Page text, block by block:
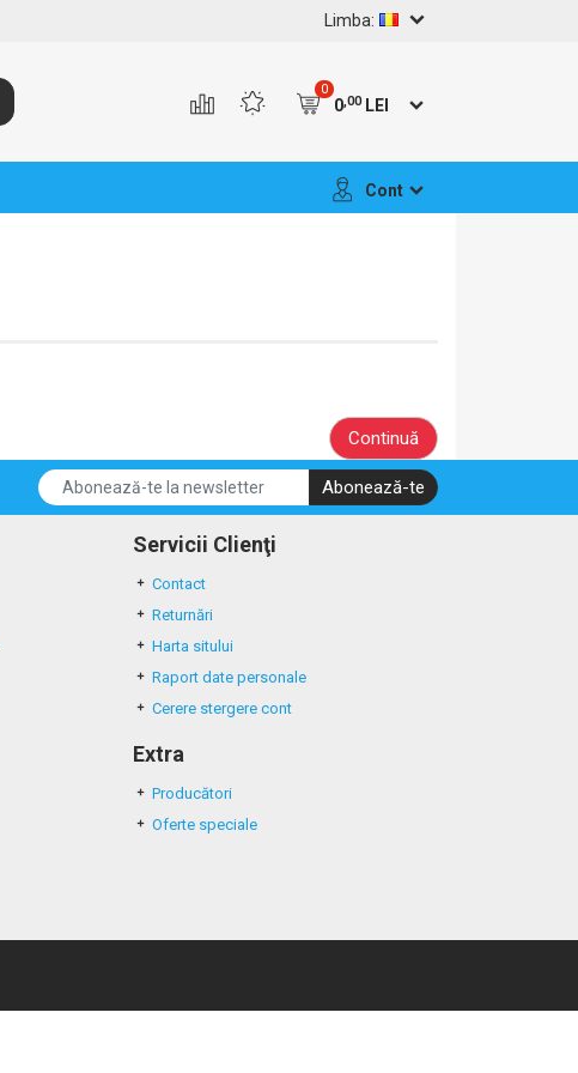
Limba:
0
0,00LEI
Cont
Continuă
Abonează-te
Servicii Clienţi
Contact
Returnări
Harta sitului
Raport date personale
Cerere stergere cont
Extra
Producători
Oferte speciale